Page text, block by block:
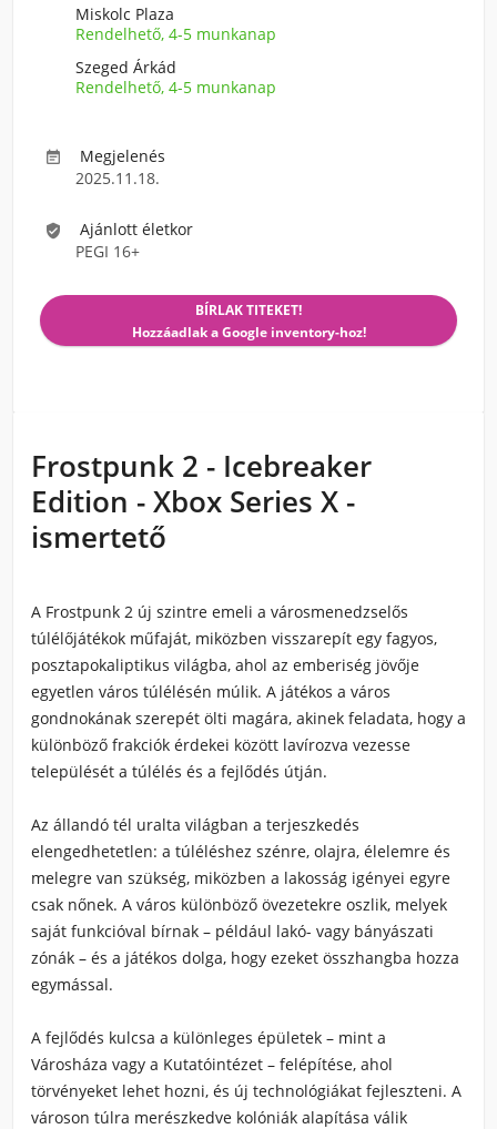
Miskolc Plaza
Rendelhető, 4-5 munkanap
Szeged Árkád
Rendelhető, 4-5 munkanap

Megjelenés
2025.11.18.

Ajánlott életkor
PEGI 16+
BÍRLAK TITEKET!
Hozzáadlak a Google inventory-hoz!
Frostpunk 2 - Icebreaker
Edition - Xbox Series X -
ismertető
A Frostpunk 2 új szintre emeli a városmenedzselős
túlélőjátékok műfaját, miközben visszarepít egy fagyos,
posztapokaliptikus világba, ahol az emberiség jövője
egyetlen város túlélésén múlik. A játékos a város
gondnokának szerepét ölti magára, akinek feladata, hogy a
különböző frakciók érdekei között lavírozva vezesse
települését a túlélés és a fejlődés útján.
Az állandó tél uralta világban a terjeszkedés
elengedhetetlen: a túléléshez szénre, olajra, élelemre és
melegre van szükség, miközben a lakosság igényei egyre
csak nőnek. A város különböző övezetekre oszlik, melyek
saját funkcióval bírnak – például lakó- vagy bányászati
zónák – és a játékos dolga, hogy ezeket összhangba hozza
egymással.
A fejlődés kulcsa a különleges épületek – mint a
Városháza vagy a Kutatóintézet – felépítése, ahol
törvényeket lehet hozni, és új technológiákat fejleszteni. A
városon túlra merészkedve kolóniák alapítása válik